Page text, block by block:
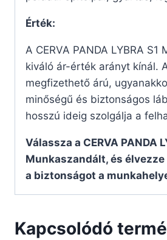
Érték:
A CERVA PANDA LYBRA S1
kiváló ár-érték arányt kínál.
megfizethető árú,
minőségű és biztonságos
hosszú ideig szolgálja a
Válassza a CERVA PANDA
Munkaszandált, és
a biztonságot a
Kapcsolódó